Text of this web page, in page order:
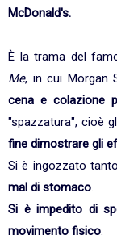
McDonald's.
È la trama del
Me, in cui Morgan
cena e colazione
"spazzatura", cioè
fine dimostrare gli
Si è ingozzato
mal di stomaco.
Si è impedito di
movimento fisico.